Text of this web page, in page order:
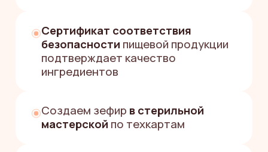
ПОМОЩЬ
С ВЫБОРОМ
ЗЕФИРНОГО
ПОДАРКА?
подобрать вкусный и красивый
подарок, который точно
удивит»
Екатерина